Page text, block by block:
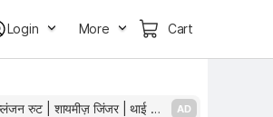
Login More Cart
ब्रिजबूटी कुलंजन - पान जाद | कुलीन्जन |कुलंजन रुट | शायमीज़ जिंजर | थाई जिंजर बीज AD